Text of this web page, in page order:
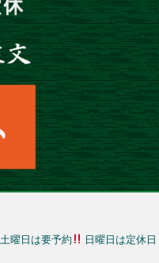
土曜日は要予約 日曜日は定休日